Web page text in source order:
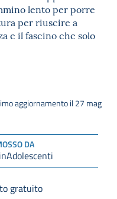
lento per porre
per riuscire a
e il fascino che solo
DA
gratuito
aggiornamento il 27 mag